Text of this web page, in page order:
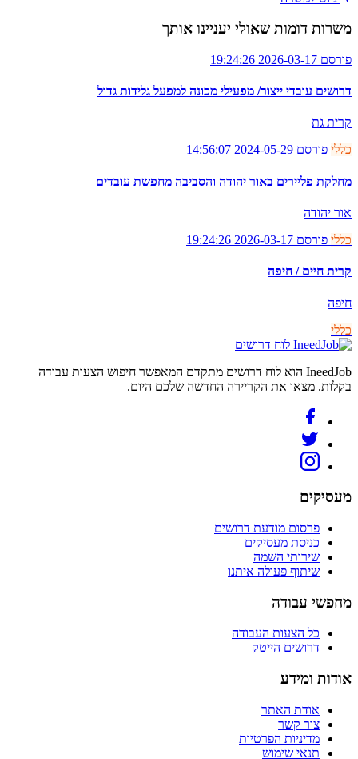
משרות דומות שאולי יעניינו אותך
פורסם 2026-03-17 19:24:26
דרושים עובדי ייצור/ מפעילי מכונה למפעל גלידות גדול
קרית גת
כללי פורסם 2024-05-29 14:56:07
מחלקת פליירים באור יהודה והסביבה מחפשת עובדים
אור יהודה
כללי פורסם 2026-03-17 19:24:26
קרית חיים / חיפה
חיפה
כללי
לוח דרושים
IneedJob הוא לוח דרושים מתקדם המאפשר חיפוש הצעות עבודה
בקלות. מצאו את הקריירה החדשה שלכם היום.
מעסיקים
פרסום מודעת דרושים
כניסת מעסיקים
שירותי השמה
שיתוף פעולה איתנו
מחפשי עבודה
כל הצעות העבודה
דרושים הייטק
אודות ומידע
אודת האתר
צור קשר
מדיניות הפרטיות
תנאי שימוש